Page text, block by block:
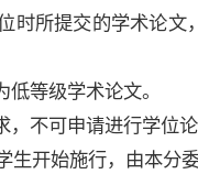
时所提交的学术论文
等级学术论文。
不可申请进行学位论
生开始施行，由本分